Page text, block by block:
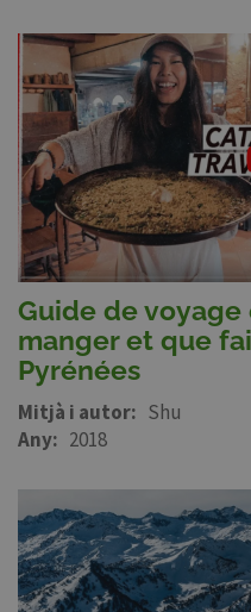
Guide de voyage
manger et que
Pyrénées
Mitjà i autor
Shu
Any
2018